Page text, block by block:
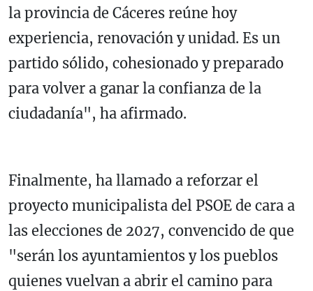
la provincia de Cáceres reúne hoy
experiencia, renovación y unidad. Es un
partido sólido, cohesionado y preparado
para volver a ganar la confianza de la
ciudadanía", ha afirmado.
Finalmente, ha llamado a reforzar el
proyecto municipalista del PSOE de cara a
las elecciones de 2027, convencido de que
"serán los ayuntamientos y los pueblos
quienes vuelvan a abrir el camino para